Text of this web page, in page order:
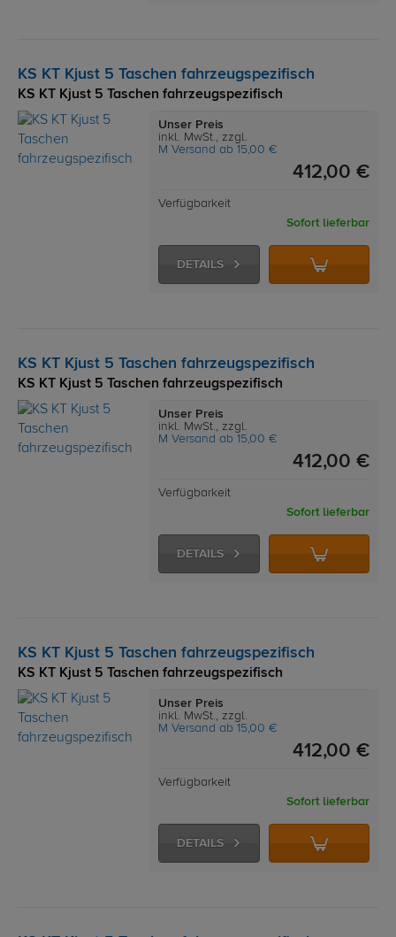
KS KT Kjust 5 Taschen fahrzeugspezifisch
KS KT Kjust 5 Taschen fahrzeugspezifisch
Unser Preis
inkl. MwSt., zzgl.
M Versand ab 15,00 €
412,00 €
Verfügbarkeit
Sofort lieferbar
DETAILS
KS KT Kjust 5 Taschen fahrzeugspezifisch
KS KT Kjust 5 Taschen fahrzeugspezifisch
Unser Preis
inkl. MwSt., zzgl.
M Versand ab 15,00 €
412,00 €
Verfügbarkeit
Sofort lieferbar
DETAILS
KS KT Kjust 5 Taschen fahrzeugspezifisch
KS KT Kjust 5 Taschen fahrzeugspezifisch
Unser Preis
inkl. MwSt., zzgl.
M Versand ab 15,00 €
412,00 €
Verfügbarkeit
Sofort lieferbar
DETAILS